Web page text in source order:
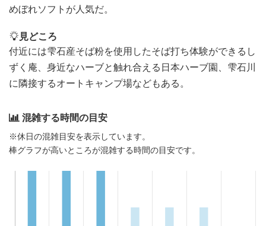
めぼれソフトが人気だ。
見どころ
付近には雫石産そば粉を使用したそば打ち体験ができるし
ずく庵、身近なハーブと触れ合える日本ハーブ園、雫石川
に隣接するオートキャンプ場などもある。
混雑する時間の目安
※休日の混雑目安を表示しています。
棒グラフが高いところが混雑する時間の目安です。